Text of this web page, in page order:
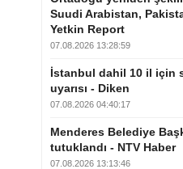
Suudi Arabistan,
Yetkin Report
07.08.2026 13:28:59
İstanbul dahil 10 il için
uyarısı - Diken
07.08.2026 04:40:17
Menderes Belediye
tutuklandı - NTV Haber
07.08.2026 13:13:46